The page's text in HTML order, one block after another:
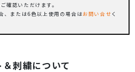
確認いただけます。
、または6色以上使用の場合はお問い合せ く
刺繍について